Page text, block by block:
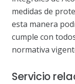
medidas de
esta manera
cumple con
normativa
Servicio